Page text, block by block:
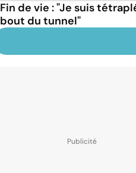
Fin de vie : "Je suis
bout du tunnel"